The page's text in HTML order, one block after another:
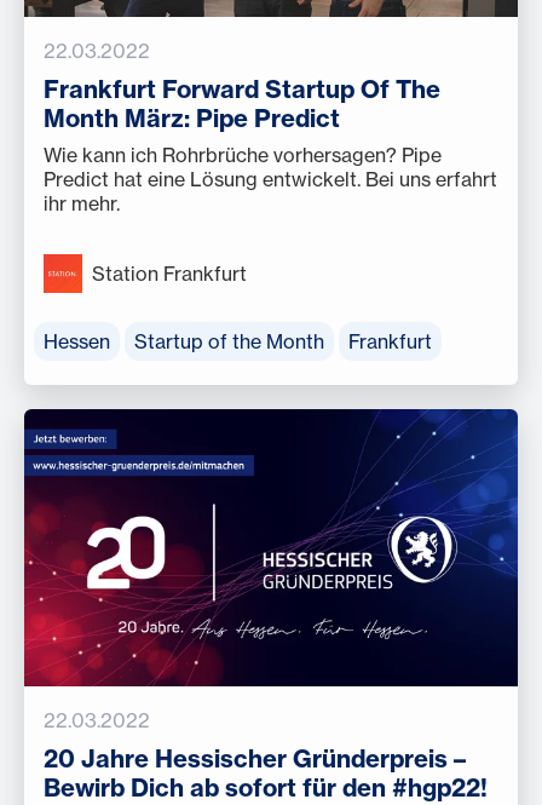
22.03.2022
Frankfurt Forward Startup Of The
Month März: Pipe Predict
Wie kann ich Rohrbrüche vorhersagen? Pipe
Predict hat eine Lösung entwickelt. Bei uns erfahrt
ihr mehr.
Station Frankfurt
Hessen Startup of the Month Frankfurt
22.03.2022
20 Jahre Hessischer Gründerpreis –
Bewirb Dich ab sofort für den #hgp22!